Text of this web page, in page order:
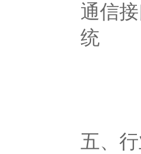
通信
统
五、